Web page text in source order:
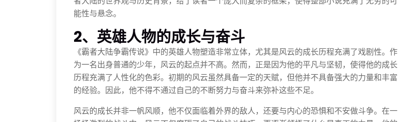
能性与悬念。
2、英雄人物的成长与奋斗
《霸者大陆争霸传说》中的英雄人物塑造非常立体，尤其是风云的成长历程充满了戏剧性。作
为一名出身普通的少年，风云的起点并不高。然而，正是因为他的平凡与坚韧，使得他的成长
历程充满了人性化的色彩。初期的风云虽然具备一定的天赋，但他并不具备强大的力量和丰富
的经验。因此，他不得不通过自己的不断努力与奋斗来弥补这些不足。
风云的成长并非一帆风顺，他不仅面临着外界的敌人，还要与内心的恐惧和不安做斗争。在一